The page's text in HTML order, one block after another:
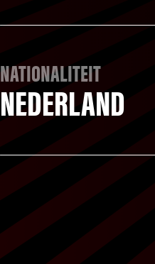
NATIONALITEIT
NEDERLAND